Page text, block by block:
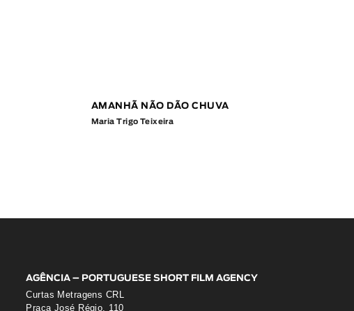
AMANHÃ NÃO DÃO CHUVA
Maria Trigo Teixeira
AGÊNCIA – PORTUGUESE SHORT FILM AGENCY
Curtas Metragens CRL
Praça José Régio, 110